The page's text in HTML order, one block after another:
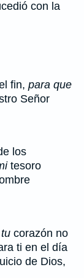
con la
fin, para que
Señor
los
tesoro
tu corazón no
ti en el día
de Dios,